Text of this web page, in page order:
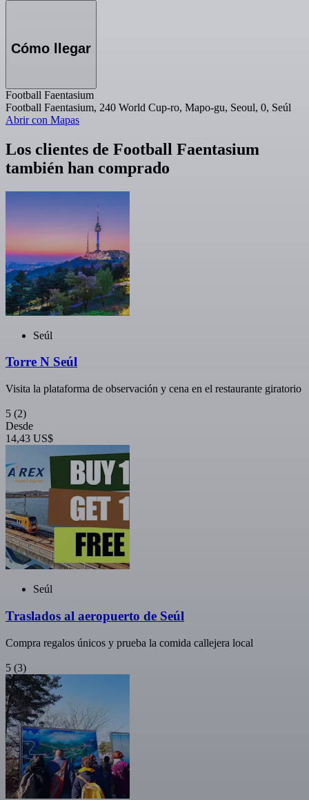
Cómo llegar
Football Faentasium
Football Faentasium, 240 World Cup-ro, Mapo-gu, Seoul, 0, Seúl
Abrir con Mapas
Los clientes de Football Faentasium
también han comprado
Seúl
Torre N Seúl
Visita la plataforma de observación y cena en el restaurante giratorio
5 (2)
Desde
14,43 US$
Seúl
Traslados al aeropuerto de Seúl
Compra regalos únicos y prueba la comida callejera local
5 (3)